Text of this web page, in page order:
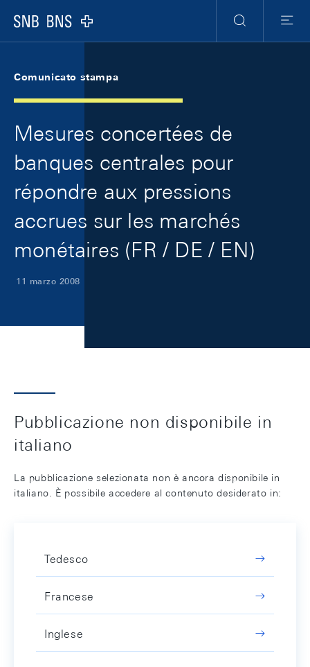
Logo
Ricerca
Menu
Comunicato stampa
Mesures concertées de
banques centrales pour
répondre aux pressions
accrues sur les marchés
monétaires (FR / DE / EN)
11 marzo 2008
Pubblicazione non disponibile in
italiano
La pubblicazione selezionata non è ancora disponibile in
italiano. È possibile accedere al contenuto desiderato in:
Tedesco
Francese
Inglese